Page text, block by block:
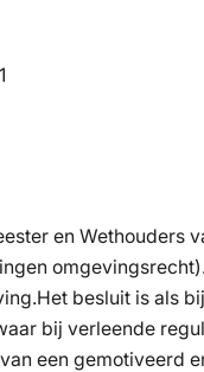
en Wethouders
besluit is als
bij verleende
een gemotiveerd